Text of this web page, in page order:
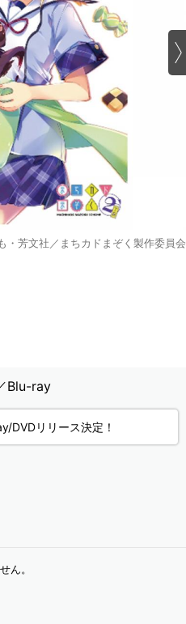
・芳文社／まちカドまぞく製作委員会
Blu-ray
DVDリリース決定！
ん。